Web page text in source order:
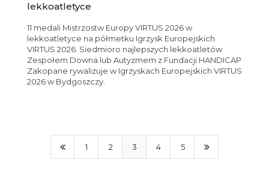
lekkoatletyce
11 medali Mistrzostw Europy VIRTUS 2026 w
lekkoatletyce na półmetku Igrzysk Europejskich
VIRTUS 2026. Siedmioro najlepszych lekkoatletów
Zespołem Downa lub Autyzmem z Fundacji HANDICAP
Zakopane rywalizuje w Igrzyskach Europejskich VIRTUS
2026 w Bydgoszczy.
1 2 3 4 5